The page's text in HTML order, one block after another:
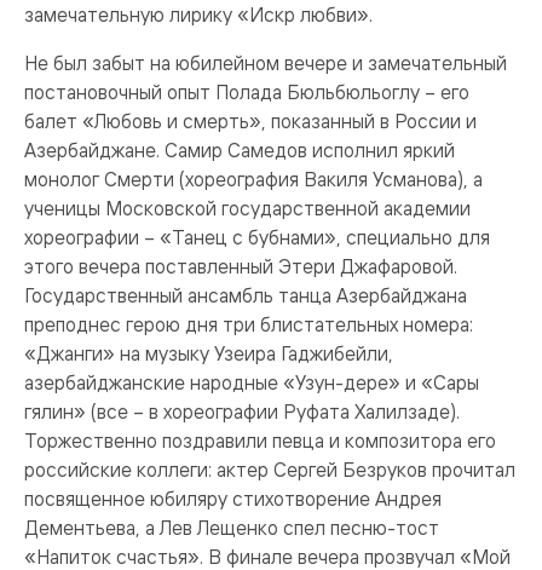
замечательную лирику «Искр любви».
Не был забыт на юбилейном вечере и замечательный
постановочный опыт Полада Бюльбюльоглу – его
балет «Любовь и смерть», показанный в России и
Азербайджане. Самир Самедов исполнил яркий
монолог Смерти (хореография Вакиля Усманова), а
ученицы Московской государственной академии
хореографии – «Танец с бубнами», специально для
этого вечера поставленный Этери Джафаровой.
Государственный ансамбль танца Азербайджана
преподнес герою дня три блистательных номера:
«Джанги» на музыку Узеира Гаджибейли,
азербайджанские народные «Узун-дере» и «Сары
гялин» (все – в хореографии Руфата Халилзаде).
Торжественно поздравили певца и композитора его
российские коллеги: актер Сергей Безруков прочитал
посвященное юбиляру стихотворение Андрея
Дементьева, а Лев Лещенко спел песню-тост
«Напиток счастья». В финале вечера прозвучал «Мой